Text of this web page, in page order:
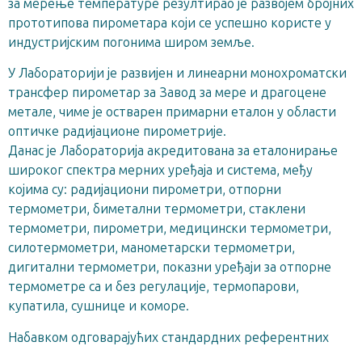
за мерење температуре резултирао је развојем бројних
прототипова пирометара који се успешно користе у
индустријским погонима широм земље.
У Лабораторији је развијен и линеарни монохроматски
трансфер пирометар за Завод за мере и драгоцене
метале, чиме је остварен примарни еталон у области
оптичке радијационе пирометрије.
Данас је Лабораторија акредитована за еталонирање
широког спектра мерних уређаја и система, међу
којима су: радијациони пирометри, отпорни
термометри, биметални термометри, стаклени
термометри, пирометри, медицински термометри,
силотермометри, манометарски термометри,
дигитални термометри, показни уређаји за отпорне
термометре са и без регулације, термопарови,
купатила, сушнице и коморе.
Набавком одговарајућих стандардних референтних